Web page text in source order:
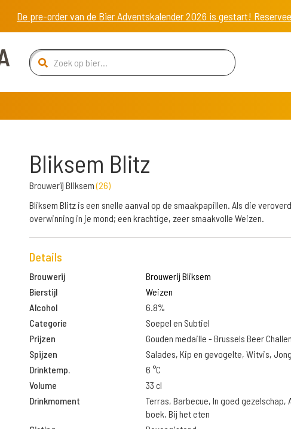
De pre-order van de Bier Adventskalender 2026 is gestart!
Bliksem Blitz
Brouwerij Bliksem(26)
Bliksem Blitz is een snelle aanval op de smaakpapillen. Als die
overwinning in je mond; een krachtige, zeer smaakvolle Weizen.
Details
Brouwerij
Brouwerij Bliksem
Bierstijl
Weizen
Alcohol
6.8%
Categorie
Soepel en Subtiel
Prijzen
Gouden medaille - Brussels Beer
Spijzen
Salades, Kip en gevogelte, Witvis,
Drinktemp.
6 °C
Volume
33 cl
Drinkmoment
Terras, Barbecue, In goed gezelschap,
boek, Bij het eten